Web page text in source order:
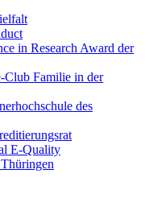
in Research Award der
Club Familie in der
des
E-Quality